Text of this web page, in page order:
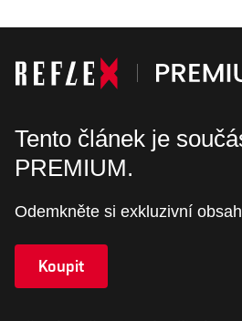
Tento článek je
PREMIUM.
Odemkněte si exkluzivní
Koupit